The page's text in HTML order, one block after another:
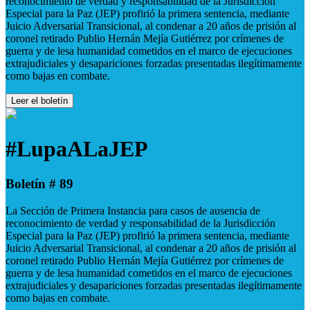
Especial para la Paz (JEP) profirió la primera sentencia, mediante
Juicio Adversarial Transicional, al condenar a 20 años de prisión al
coronel retirado Publio Hernán Mejía Gutiérrez por crímenes de
guerra y de lesa humanidad cometidos en el marco de ejecuciones
extrajudiciales y desapariciones forzadas presentadas ilegítimamente
como bajas en combate.
Leer el boletín
#LupaALaJEP
Boletín # 89
La Sección de Primera Instancia para casos de ausencia de
reconocimiento de verdad y responsabilidad de la Jurisdicción
Especial para la Paz (JEP) profirió la primera sentencia, mediante
Juicio Adversarial Transicional, al condenar a 20 años de prisión al
coronel retirado Publio Hernán Mejía Gutiérrez por crímenes de
guerra y de lesa humanidad cometidos en el marco de ejecuciones
extrajudiciales y desapariciones forzadas presentadas ilegítimamente
como bajas en combate.